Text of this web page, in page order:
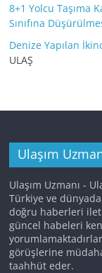
8+1 Yolcu Taşıma
Sınıfına
Denize Yapılan
ULAŞ
Ulaşım
Ulaşım Uzmanı -
Türkiye ve
doğru haberleri
güncel habeleri
görüşlerine
taahhüt eder.